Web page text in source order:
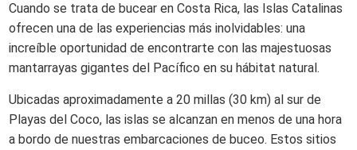
Cuando se trata de bucear en Costa Rica, las Islas Catalinas
ofrecen una de las experiencias más inolvidables: una
increíble oportunidad de encontrarte con las majestuosas
mantarrayas gigantes del Pacífico en su hábitat natural.
Ubicadas aproximadamente a 20 millas (30 km) al sur de
Playas del Coco, las islas se alcanzan en menos de una hora
a bordo de nuestras embarcaciones de buceo. Estos sitios